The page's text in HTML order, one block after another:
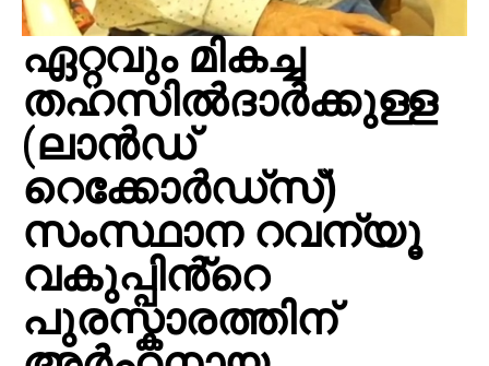
ഏറ്റവും മികച്ച
തഹസിൽദാർക്കുള്ള
(ലാൻഡ്
റെക്കോർഡ്സ്)
സംസ്ഥാന റവന്യൂ
വകുപ്പിൻ്റെ
പുരസ്കാരത്തിന്